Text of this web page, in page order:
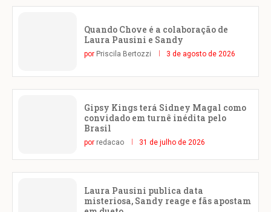
Quando Chove é a colaboração de
Laura Pausini e Sandy
por Priscila Bertozzi 3 de agosto de 2026
Gipsy Kings terá Sidney Magal como
convidado em turnê inédita pelo
Brasil
por redacao 31 de julho de 2026
Laura Pausini publica data
misteriosa, Sandy reage e fãs apostam